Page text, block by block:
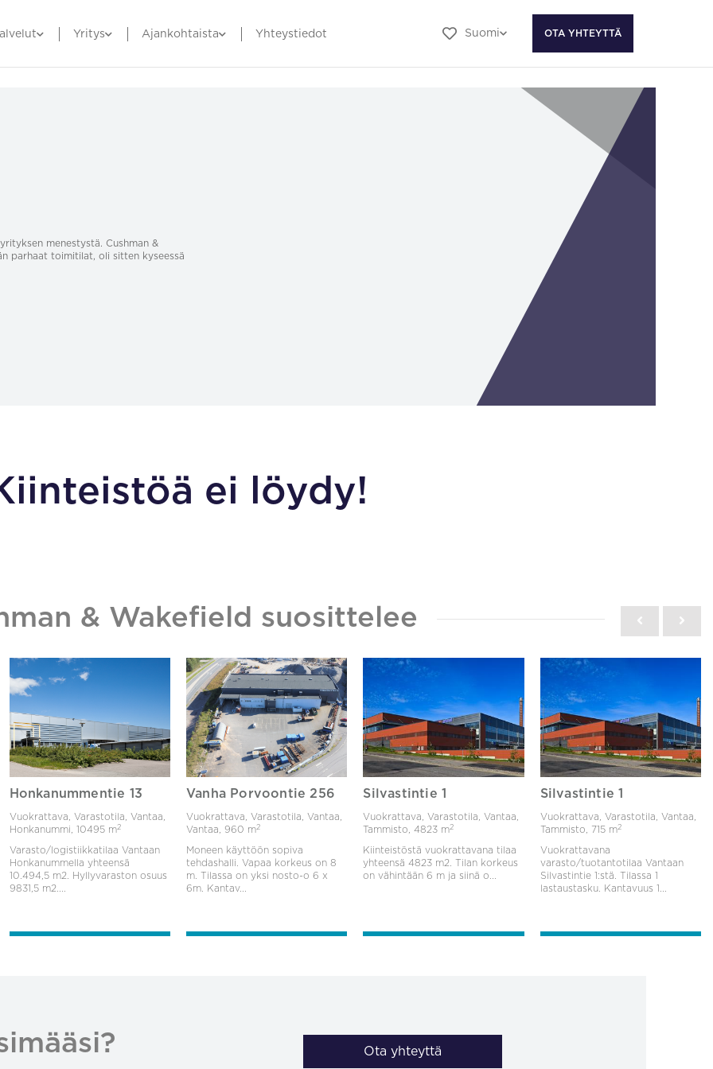
Yritys Ajankohtaista Yhteystiedot Suomi OTA YHTEYTTÄ
menestystä. Cushman &
parhaat toimitilat, oli sitten kyseessä
ei löydy!
& Wakefield suosittelee
Honkanummentie 13
Vuokrattava, Varastotila, Vantaa,
Honkanummi, 10495 m2
Varasto/logistiikkatilaa Vantaan
Honkanummella yhteensä
10.494,5 m2. Hyllyvaraston osuus
9831,5 m2....
Vanha Porvoontie 256
Vuokrattava, Varastotila, Vantaa,
Vantaa, 960 m2
Moneen käyttöön sopiva
tehdashalli. Vapaa korkeus on 8
m. Tilassa on yksi nosto-o 6 x
6m. Kantav...
Silvastintie 1
Vuokrattava, Varastotila, Vantaa,
Tammisto,4823 m2
Kiinteistöstä vuokrattavana tilaa
yhteensä 4823 m2. Tilan korkeus
on vähintään 6 m ja siinä o...
Silvastintie 1
Vuokrattava, Varastotila, Vantaa,
Tammisto,
715 m2
Vuokrattavana
varasto/tuotantotilaa Vantaan
Silvastintie 1:stä. Tilassa 1
lastaustasku. Kantavuus 1...
Ota yhteyttä